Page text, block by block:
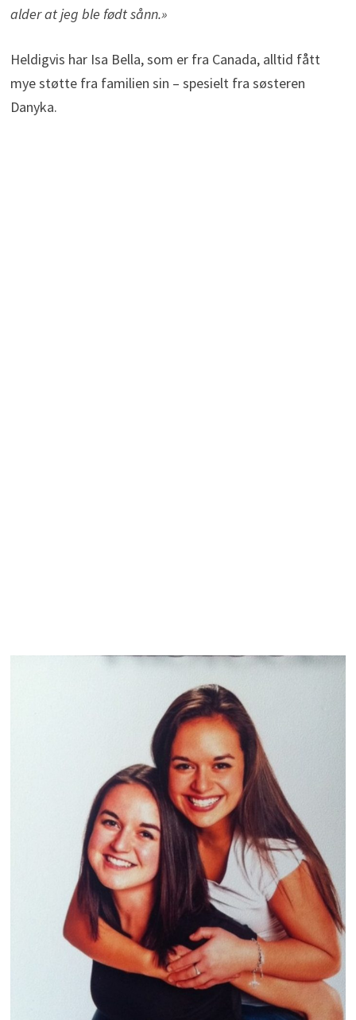
alder at jeg ble født sånn.»
Heldigvis har Isa Bella, som er fra Canada, alltid fått
mye støtte fra familien sin – spesielt fra søsteren
Danyka.